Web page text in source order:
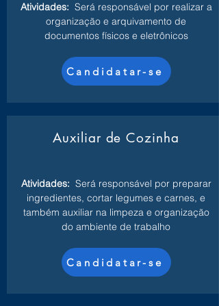
Atividades: Será responsável por realizar a
organização e arquivamento de
documentos físicos e eletrônicos
Candidatar-se
Auxiliar de Cozinha
Atividades: Será responsável por preparar
ingredientes, cortar legumes e carnes, e
também auxiliar na limpeza e organização
do ambiente de trabalho
Candidatar-se